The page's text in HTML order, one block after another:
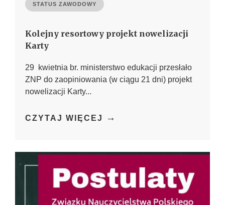
STATUS ZAWODOWY
Kolejny resortowy projekt nowelizacji
Karty
29 kwietnia br. ministerstwo edukacji przesłało
ZNP do zaopiniowania (w ciągu 21 dni) projekt
nowelizacji Karty...
CZYTAJ WIĘCEJ →